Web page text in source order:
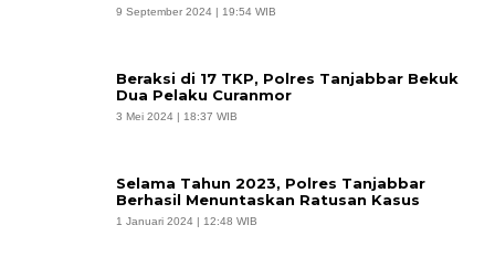
9 September 2024 | 19:54 WIB
Beraksi di 17 TKP, Polres Tanjabbar Bekuk
Dua Pelaku Curanmor
3 Mei 2024 | 18:37 WIB
Selama Tahun 2023, Polres Tanjabbar
Berhasil Menuntaskan Ratusan Kasus
1 Januari 2024 | 12:48 WIB